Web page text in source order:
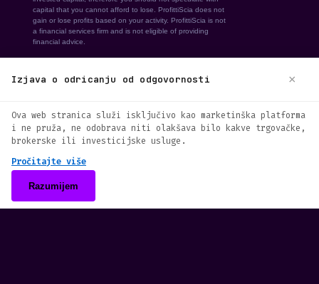
experience. By continuing to use our
website, you agree to our use of cookies.
See ourCookie Policy
Accept
Izjava o odricanju od odgovornosti ×
Ova web stranica služi isključivo kao marketinška platforma
i ne pruža, ne odobrava niti olakšava bilo kakve trgovačke,
brokerske ili investicijske usluge.
Pročitajte više
Razumijem